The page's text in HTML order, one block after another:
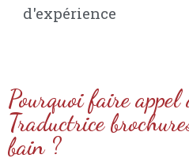
d'expérience
Pourquoi faire appel
Traductrice
bain ?